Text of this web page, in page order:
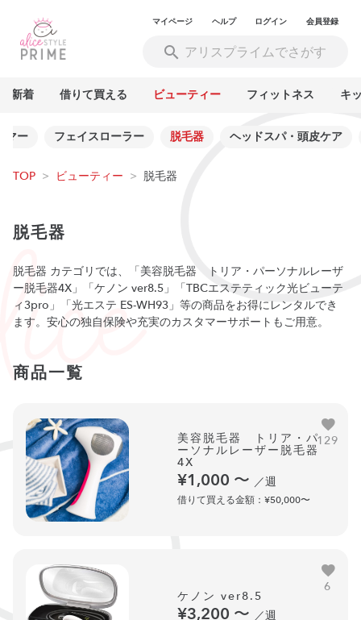
マイページ ヘルプ ログイン 会員登録
新着 借りて買える ビューティー フィットネス キ
マー フェイスローラー 脱毛器 ヘッドスパ・頭皮ケア
TOP > ビューティー > 脱毛器
脱毛器
脱毛器 カテゴリでは、「美容脱毛器 トリア・パーソナルレーザ
ー脱毛器4X」「ケノン ver8.5」「TBCエステティック光ビューテ
ィ3pro」「光エステ ES-WH93」等の商品をお得にレンタルでき
ます。安心の独自保険や充実のカスタマーサポートもご用意。
商品一覧
美容脱毛器 トリア・パ
ーソナルレーザー脱毛器
4X
¥1,000 〜 ／週
借りて買える金額：¥50,000〜
129
ケノン ver8.5
¥3,200 〜 ／週
6